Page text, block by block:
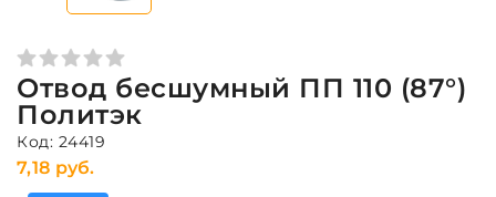
Отвод бесшумный ПП 110 (87°)
Политэк
Код: 24419
7,18 руб.